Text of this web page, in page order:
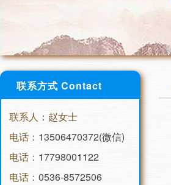
联系方式 Contact
联系人：赵女士
电话： 13506470372(微信)
电话： 17798001122
电话： 0536-8572506